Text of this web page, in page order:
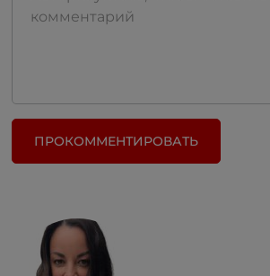
ПРОКОММЕНТИРОВАТЬ